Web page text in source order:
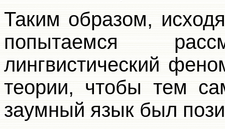
Таким образом,
попытаемся
лингвистический
теории, чтобы тем
заумный язык был